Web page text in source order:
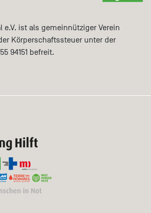
e.V. ist als gemeinnütziger Verein
Körperschaftssteuer unter der
94151 befreit.